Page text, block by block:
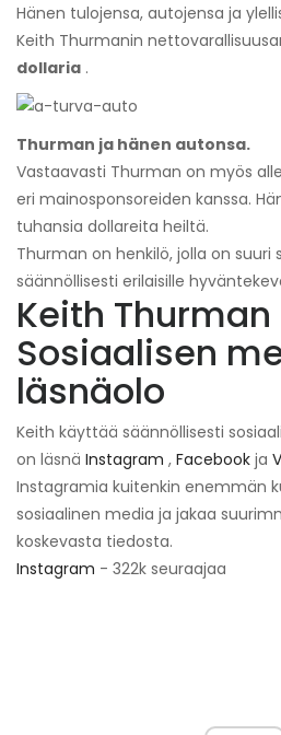
Hänen tulojensa, autojensa ja
Keith Thurmanin
dollaria .
Thurman ja hänen autonsa.
Vastaavasti Thurman on myös
eri mainosponsoreiden kanssa.
tuhansia dollareita heiltä.
Thurman on henkilö, jolla on suuri
säännöllisesti erilaisille
Keith Thurman
Sosiaalisen
läsnäolo
Keith käyttää säännöllisesti
on läsnä Instagram , Facebook ja
Instagramia kuitenkin enemmän
sosiaalinen media ja jakaa
koskevasta tiedosta.
Instagram - 322k seuraajaa